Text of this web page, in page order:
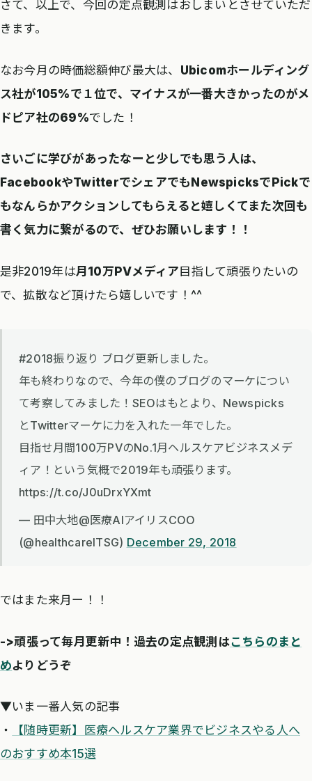
さて、以上で、今回の定点観測はおしまいとさせていただ
きます。
なお今月の時価総額伸び最大は、 Ubicomホールディング
ス社が105%で１位で、マイナスが一番大きかったのがメ
ドピア社の69%でした！
さいごに学びがあったなーと少しでも思う人は、
FacebookやTwitterでシェアでもNewspicksでPickで
もなんらかアクションしてもらえると嬉しくてまた次回も
書く気力に繋がるので、ぜひお願いします！！
是非2019年は月10万PVメディア目指して頑張りたいの
で、拡散など頂けたら嬉しいです！^^
#2018振り返り ブログ更新しました。
年も終わりなので、今年の僕のブログのマーケについ
て考察してみました！SEOはもとより、Newspicks
とTwitterマーケに力を入れた一年でした。
目指せ月間100万PVのNo.1月ヘルスケアビジネスメデ
ィア！という気概で2019年も頑張ります。
https://t.co/J0uDrxYXmt
— 田中大地@医療AIアイリスCOO
(@healthcareITSG) December 29, 2018
ではまた来月ー！！
->頑張って毎月更新中！過去の定点観測はこちらのまと
めよりどうぞ
▼いま一番人気の記事
・
【随時更新】医療ヘルスケア業界でビジネスやる人へ
のおすすめ本15選